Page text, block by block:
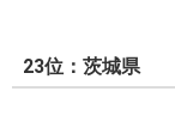
23位：茨城県